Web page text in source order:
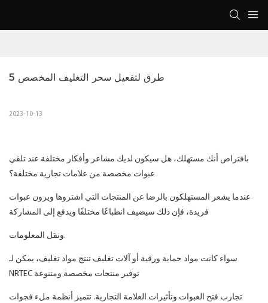
5 طرق لتفعيل سحر التغليف المخصص
2023-10-13
بافتراض أنك مستهلك، هل سيكون لديك مشاعر وأفكار مختلفة عند تلقي
عبوات مخصصة من علامات تجارية مختلفة؟
عندما يشعر المستهلكون بالرضا عن المنتجات التي اشتروها ويرون عبوات
فريدة، فإن ذلك سيضيف انطباعًا مختلفًا ويدفع إلى المشاركة
ونقل المعلومات.
سواء كانت مواد حماية ورقية أو آلات تغليف تنتج مواد تغليف، يمكن لـ
NRTEC توفير منتجات مخصصة ومتنوعة
تجارب فتح العبوات وتأثيرات العلامة التجارية. تتميز أنظمة ملء فجوات